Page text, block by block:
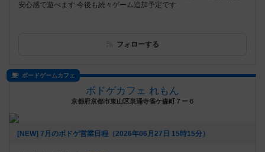
安心感で遊べます 今後も続々ゲーム追加予定です
フォローする
ボードゲームカフェ
ボドゲカフェ れもん
京都府京都市東山区泉涌寺雀ケ森町７ー６
[NEW] 7月のボドゲ営業日程（2026年06月27日 15時15分）